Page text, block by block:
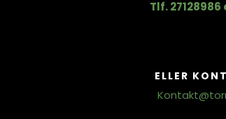
Tlf. 27128986
ELLER